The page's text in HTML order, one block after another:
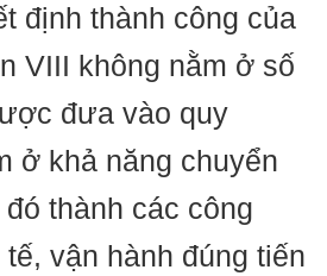
định thành công của
VIII không nằm ở số
đưa vào quy
ở khả năng chuyển
thành các công
vận hành đúng tiến